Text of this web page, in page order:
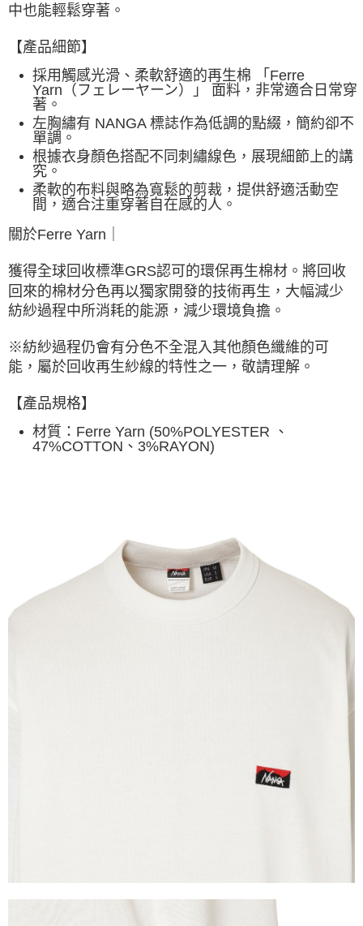
付款後門市自取
中也能輕鬆穿著。
【產品細節】
採用觸感光滑、柔軟舒適的再生棉 「Ferre
Yarn（フェレーヤーン）」 面料，非常適合日常穿
著。
左胸繡有 NANGA 標誌作為低調的點綴，簡約卻不
單調。
根據衣身顏色搭配不同刺繡線色，展現細節上的講
究。
柔軟的布料與略為寬鬆的剪裁，提供舒適活動空
間，適合注重穿著自在感的人。
關於Ferre Yarn｜
獲得全球回收標準GRS認可的環保再生棉材。將回收
回來的棉材分色再以獨家開發的技術再生，大幅減少
紡紗過程中所消耗的能源，減少環境負擔。
※紡紗過程仍會有分色不全混入其他顏色纖維的可
能，屬於回收再生紗線的特性之一，敬請理解。
【產品規格】
材質： Ferre Yarn (50%POLYESTER 、
47%COTTON、3%RAYON)